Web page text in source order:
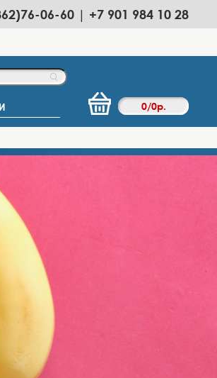
06-60 | +7 901 984 10 28
0/0р.